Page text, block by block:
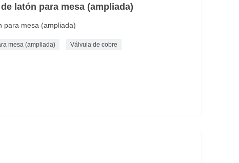
latón para mesa (ampliada)
para mesa (ampliada)
mesa (ampliada) Válvula de cobre